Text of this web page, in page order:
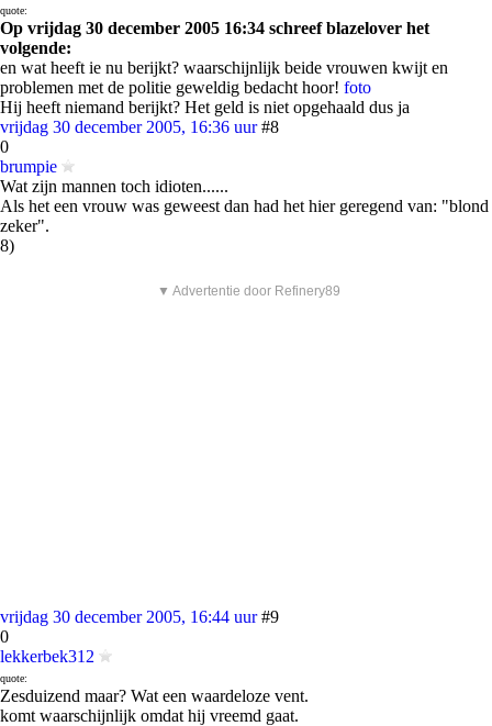
quote:
Op vrijdag 30 december 2005 16:34 schreef blazelover het
volgende:
en wat heeft ie nu berijkt? waarschijnlijk beide vrouwen kwijt en
problemen met de politie geweldig bedacht hoor! foto
Hij heeft niemand berijkt? Het geld is niet opgehaald dus ja
vrijdag 30 december 2005, 16:36 uur #8
0
brumpie
Wat zijn mannen toch idioten......
Als het een vrouw was geweest dan had het hier geregend van: "blond
zeker".
8)
▼ Advertentie door Refinery89
vrijdag 30 december 2005, 16:44 uur #9
0
lekkerbek312
quote:
Zesduizend maar? Wat een waardeloze vent.
komt waarschijnlijk omdat hij vreemd gaat.